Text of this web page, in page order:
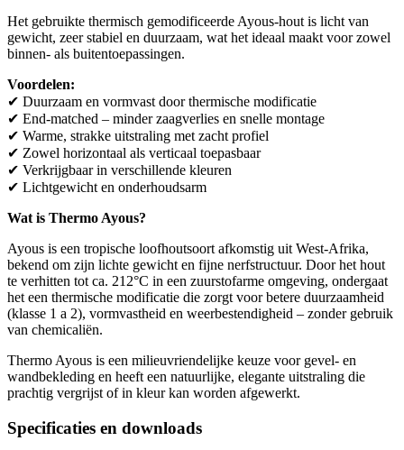
Het gebruikte thermisch gemodificeerde Ayous-hout is licht van
gewicht, zeer stabiel en duurzaam, wat het ideaal maakt voor zowel
binnen- als buitentoepassingen.
Voordelen:
✔ Duurzaam en vormvast door thermische modificatie
✔ End-matched – minder zaagverlies en snelle montage
✔ Warme, strakke uitstraling met zacht profiel
✔ Zowel horizontaal als verticaal toepasbaar
✔ Verkrijgbaar in verschillende kleuren
✔ Lichtgewicht en onderhoudsarm
Wat is Thermo Ayous?
Ayous is een tropische loofhoutsoort afkomstig uit West-Afrika,
bekend om zijn lichte gewicht en fijne nerfstructuur. Door het hout
te verhitten tot ca. 212°C in een zuurstofarme omgeving, ondergaat
het een thermische modificatie die zorgt voor betere duurzaamheid
(klasse 1 a 2), vormvastheid en weerbestendigheid – zonder gebruik
van chemicaliën.
Thermo Ayous is een milieuvriendelijke keuze voor gevel- en
wandbekleding en heeft een natuurlijke, elegante uitstraling die
prachtig vergrijst of in kleur kan worden afgewerkt.
Specificaties en downloads